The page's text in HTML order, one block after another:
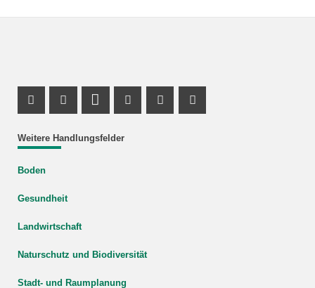
Weitere Handlungsfelder
Boden
Gesundheit
Landwirtschaft
Naturschutz und Biodiversität
Stadt- und Raumplanung
Facebook Profile
X Channel (Twitter)
LinkedIn Profile
Youtube Profile
Xing Profile
Instagram Profile